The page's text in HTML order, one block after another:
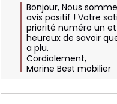
Bonjour, Nous
avis positif ! Votre
priorité numéro un
heureux de savoir
a plu.
Cordialement,
Marine Best mobilier